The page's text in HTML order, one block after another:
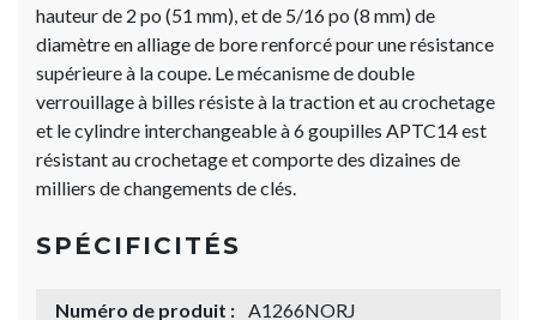
hauteur de 2 po (51 mm), et de 5/16 po (8 mm) de
diamètre en alliage de bore renforcé pour une résistance
supérieure à la coupe. Le mécanisme de double
verrouillage à billes résiste à la traction et au crochetage
et le cylindre interchangeable à 6 goupilles APTC14 est
résistant au crochetage et comporte des dizaines de
milliers de changements de clés.
SPÉCIFICITÉS
Numéro de produit : A1266NORJ